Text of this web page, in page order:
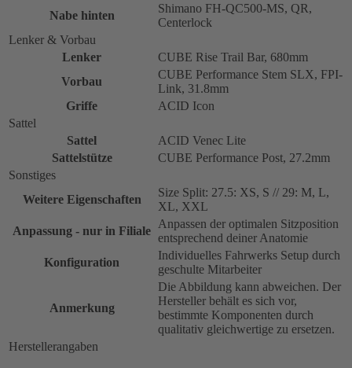
Nabe hinten
Shimano FH-QC500-MS, QR,
Centerlock
Lenker & Vorbau
Lenker
CUBE Rise Trail Bar, 680mm
Vorbau
CUBE Performance Stem SLX, FPI-
Link, 31.8mm
Griffe
ACID Icon
Sattel
Sattel
ACID Venec Lite
Sattelstütze
CUBE Performance Post, 27.2mm
Sonstiges
Weitere Eigenschaften
Size Split: 27.5: XS, S // 29: M, L,
XL, XXL
Anpassung - nur in Filiale
Anpassen der optimalen Sitzposition
entsprechend deiner Anatomie
Konfiguration
Individuelles Fahrwerks Setup durch
geschulte Mitarbeiter
Anmerkung
Die Abbildung kann abweichen. Der
Hersteller behält es sich vor,
bestimmte Komponenten durch
qualitativ gleichwertige zu ersetzen.
Herstellerangaben